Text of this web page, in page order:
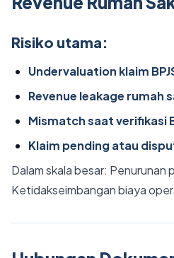
Risiko utama:
Undervaluation klaim
Revenue leakage rumah
Mismatch saat verifikasi
Klaim pending atau
Dalam skala besar:
Ketidakseimbangan biaya